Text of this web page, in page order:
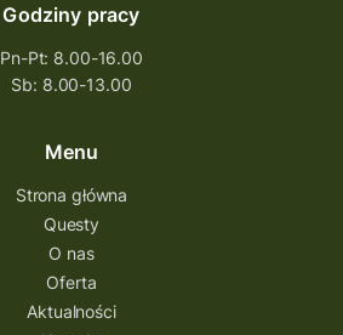
Godziny pracy
Pn-Pt: 8.00-16.00
Sb: 8.00-13.00
Menu
Strona główna
Questy
O nas
Oferta
Aktualności